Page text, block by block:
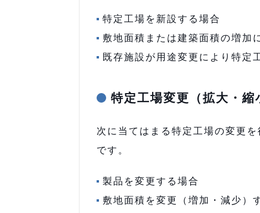
特定工場を新設する場合
敷地面積または建築面積の増加
既存施設が用途変更により特定
特定工場変更（拡大・縮
次に当てはまる特定工場の変更
です。
製品を変更する場合
敷地面積を変更（増加・減少）